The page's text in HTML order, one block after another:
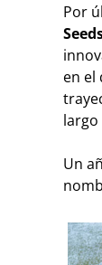
Por
en el
largo
Un